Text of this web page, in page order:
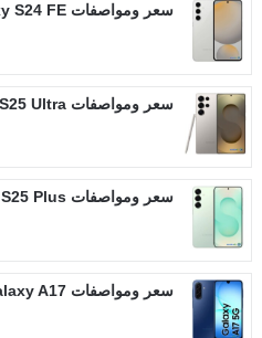
سعر ومواصفات Samsung Galaxy S24 FE
سعر ومواصفات Samsung Galaxy S25 Ultra
سعر ومواصفات Samsung Galaxy S25 Plus
سعر ومواصفات Samsung Galaxy A17